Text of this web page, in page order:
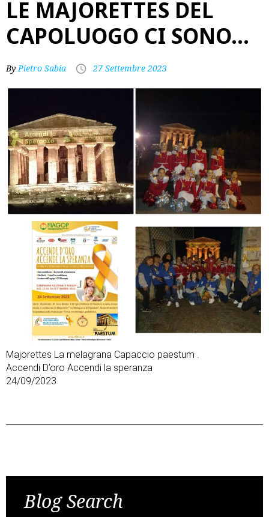
LE MAJORETTES DEL
CAPOLUOGO CI SONO…
ByPietro Sabia 27 Settembre 2023
Majorettes La melagrana Capaccio paestum .
Accendi D’oro Accendi la speranza
24/09/2023
navigation
Blog Search